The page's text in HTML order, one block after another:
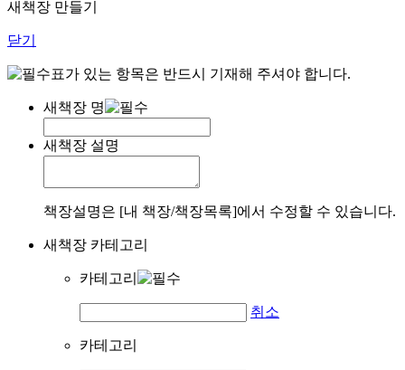
새책장 만들기
닫기
표가 있는 항목은 반드시 기재해 주셔야 합니다.
새책장 명
새책장 설명
책장설명은 [내 책장/책장목록]에서 수정할 수 있습니다.
새책장 카테고리
카테고리
취소
카테고리